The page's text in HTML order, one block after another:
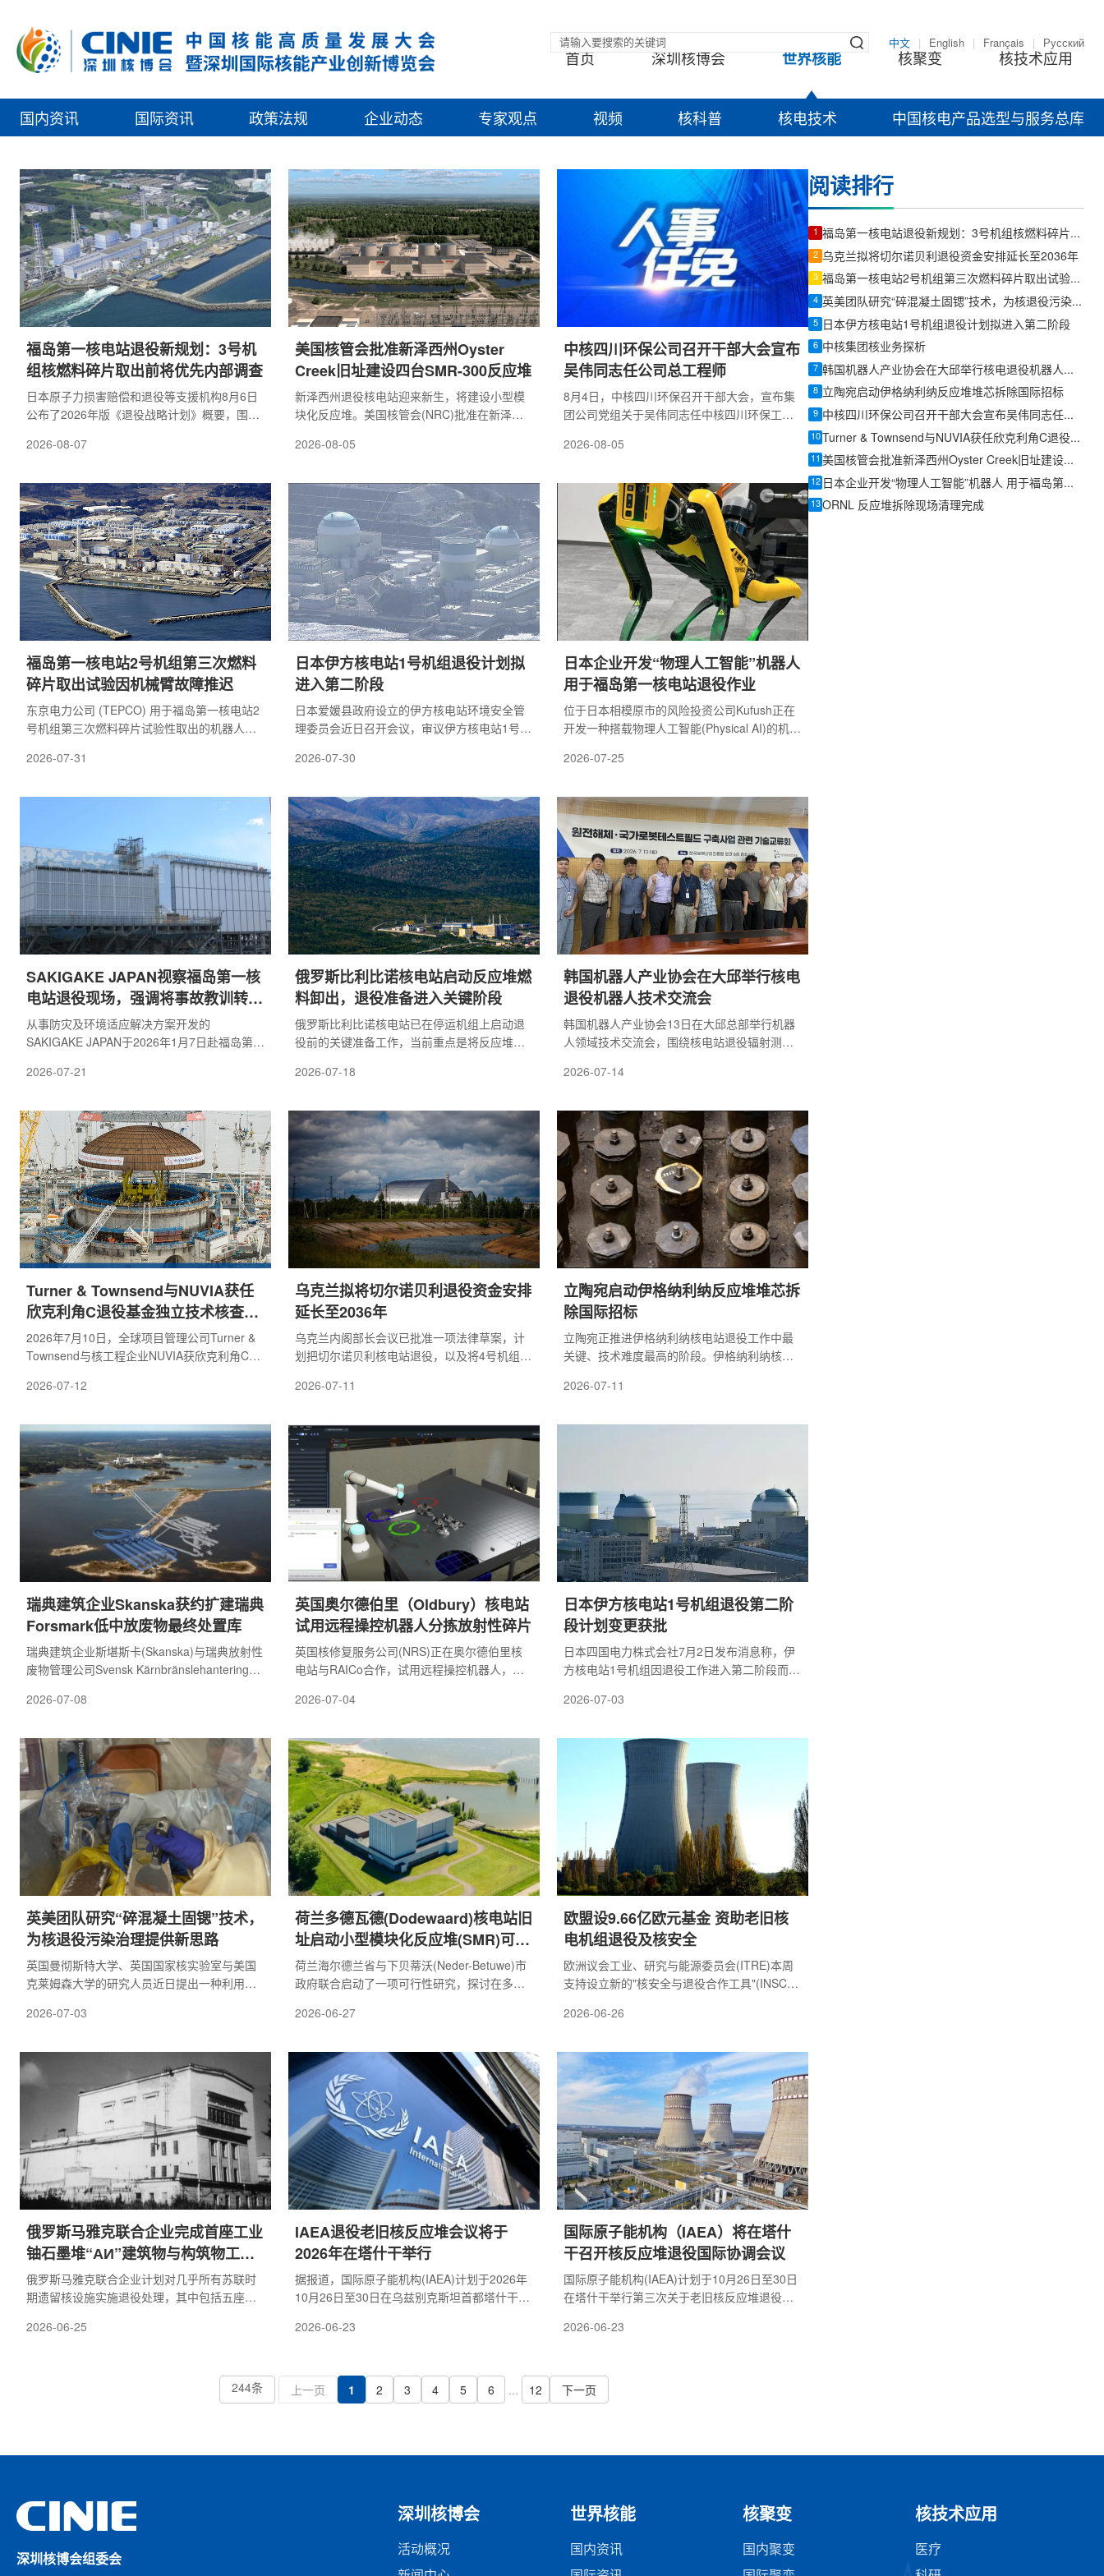
中文 English Français Русский
首页 深圳核博会 世界核能 核聚变 核技术应用
国内资讯 国际资讯 政策法规 企业动态 专家观点 视频 核科普 核电技术 中国核电产品选型与服务总库
福岛第一核电站退役新规划：3号机
组核燃料碎片取出前将优先内部调查
日本原子力损害赔偿和退役等支援机构8月6日
公布了2026年版《退役战略计划》概要，围绕
提出建议。计划重点提到，针对3号机组预计在
出作业，现阶段应优先推进反应堆厂房内部调
查，以便为后续工程方案提供更可靠依据。该
计划认为，东京电力正在研究的核燃料碎片取
出工法仍需要进一步提高确定性，而关键前提
是掌握反应堆内部实际状况。由于事故后机组
内部辐射水...
2026-08-07
美国核管会批准新泽西州Oyster
Creek旧址建设四台SMR-300反应堆
新泽西州退役核电站迎来新生，将建设小型模
块化反应堆。美国核管会(NRC)批准在新泽西
先进的小型模块化反应堆(SMR)。该核电站目
上。牡蛎溪发电站始建于1969年12月，运营近
49年，直至2018年9月关闭，曾是美国运营时
间最长的商业核电站。它总共生产了超过192太
瓦时的无碳电力。由于新泽西州对核能的支持
性立法以及当地的稳定支持，Holtec公司计划
在该遗址上建设...
2026-08-05
中核四川环保公司召开干部大会宣布
吴伟同志任公司总工程师
8月4日，中核四川环保召开干部大会，宣布集
团公司党组关于吴伟同志任中核四川环保工程
党委书记、董事长王锁会视频出席会议并讲
锁会在讲话中，对公司近年来各项工作取得的
发展成绩予以充分肯定。他指出，希望吴伟同
志充分发挥专业特长与技术优势，深耕业务、
主动作为，抓好科技人才培养，为中核四川环
保高质量发展献智出力。同时强调，公司领导
班子要凝心聚力、群策...
2026-08-05
福岛第一核电站2号机组第三次燃料
碎片取出试验因机械臂故障推迟
东京电力公司 (TEPCO) 用于福岛第一核电站2
号机组第三次燃料碎片试验性取出的机器人在
2026年7月以后启动的计划被迫取消。公司表
京电力在2号机组反应堆厂房进行运行测试时，
发现驱动机械臂的一台电机发生异常，导致制
动器无法释放，机械臂无法伸展。公司目前正
在研究更换故障电机。第三次试验性取出计划
使用大型机...
2026-07-31
日本伊方核电站1号机组退役计划拟
进入第二阶段
日本爱媛县政府设立的伊方核电站环境安全管
理委员会近日召开会议，审议伊方核电站1号机
行，目前正处于退役实施阶段。伊方核电站1号
Co.) 运营。该公司自2017年启动机组退役工
作，计划分四个阶段实施，整体周期约40年。
目前，第一阶段工作已基本完成，主要包括核
燃料移出等内容。四国电力公司已向日本中央
政府申请进入第二阶段，即拆除反应堆区域周
边设备，并就...
2026-07-30
日本企业开发“物理人工智能”机器人
用于福岛第一核电站退役作业
位于日本相模原市的风险投资公司Kufush正在
开发一种搭载物理人工智能(Physical AI)的机器
役现场。该技术旨在借助人工智能提升机器人
的作业环境。福岛第一核电站1至3号机组曾发
生堆芯熔毁事故，反应堆厂房内辐射水平仍然
较高。此前，反应堆安全壳内部调查以及2号机
组熔融核燃料碎片的实验性取出工作，均依靠
远程操控机器人完成。不过，远程操作对熟练
操作人员...
2026-07-25
SAKIGAKE JAPAN视察福岛第一核
电站退役现场，强调将事故教训转化
为防灾韧性
从事防灾及环境适应解决方案开发的
SAKIGAKE JAPAN于2026年1月7日赴福岛第一
关信息。此次视察旨在确认东日本大地震发生
展，同时从重大基础设施事故中提炼防灾与危
机管理方面的经验教训。SAKIGAKE JAPAN表
示，福岛第一核电站退役工程仍是高度复杂且
长期推进的项目。作为防灾与危机管理领域的
参与者，公司希望通过实地观察了解事故背后
的结构性因素，而不仅仅...
2026-07-21
俄罗斯比利比诺核电站启动反应堆燃
料卸出，退役准备进入关键阶段
俄罗斯比利比诺核电站已在停运机组上启动退
役前的关键准备工作，当前重点是将反应堆堆
进行贮存。俄罗斯核电运营企业俄原子能电力
半至两年，是后续正式退役工作的基础环节。
据介绍，电站现场正在同步建设和完善放射性
废物处理所需的基础设施。相关方案包括利用
单独建筑群，也包括调整既有设施功能，使其
能够承担废物处理装置的布置和运行任务。俄
原子能电力公司...
2026-07-18
韩国机器人产业协会在大邱举行核电
退役机器人技术交流会
韩国机器人产业协会13日在大邱总部举行机器
人领域技术交流会，围绕核电站退役辐射测量
会议由相关推进机构以及6个与核电站退役、机
协会主办的核电站退役及国家机器人试验场建
设项目相关机器人技术交流会上，与会者合影
留念。(韩国机器人产业协会供图)会议重点交流
了面向机器人企业的支持计划和行业发展趋
势、核电站退役场地辐射测量系统开发与示范
进...
2026-07-14
Turner & Townsend与NUVIA获任
欣克利角C退役基金独立技术核查机
构
2026年7月10日，全球项目管理公司Turner &
Townsend与核工程企业NUVIA获欣克利角C核
电站退役和废物管理计划的制定提供独立技术
站退役和废物管理计划草案中的成本测算和技
术方案进行独立评估，重点核查相关方案是否
适当、能否依托现有技术实现，并确认其是否
符合监管要求。按照英国2008年《能源法
案》，核电站在开始发电前必须制定完善且资
2026-07-12
乌克兰拟将切尔诺贝利退役资金安排
延长至2036年
乌克兰内阁部长会议已批准一项法律草案，计
划把切尔诺贝利核电站退役，以及将4号机组原
限延长至2036年。草案下一步将提交乌克兰议
额为508亿格里夫纳，约合11亿美元。其中，
456亿格里夫纳将来自乌克兰国家预算，另有
52亿格里夫纳来自国际技术援助。乌克兰能源
部表示，随着切尔诺贝利核电站退役工作的关
闭和准备阶段完成，相关计划需要更新，以反
映当前面临的新情况。...
2026-07-11
立陶宛启动伊格纳利纳反应堆堆芯拆
除国际招标
立陶宛正推进伊格纳利纳核电站退役工作中最
关键、技术难度最高的阶段。伊格纳利纳核电
合4.57亿美元的国际招标，计划拆除两座反应
除设备供应、两座反应堆堆芯拆除，以及相关
放射性废物管理。立陶宛代理能源部长日吉曼
塔斯·...
2026-07-11
瑞典建筑企业Skanska获约扩建瑞典
Forsmark低中放废物最终处置库
瑞典建筑企业斯堪斯卡(Skanska)与瑞典放射性
废物管理公司Svensk Kärnbränslehantering
合1亿美元的合同，将在福什马克(Forsmark)的
室。SFR处置库位于波罗的海海底下方约60米
处，自1988年开始运行，是瑞典处置短寿命低
中放放射性废物的重要设施。现有设施包括4条
长160米的岩石库室，以及一个建在基岩中的处
置厅，内设50米高的混凝土筒仓，用于存
2026-07-08
英国奥尔德伯里（Oldbury）核电站
试用远程操控机器人分拣放射性碎片
英国核修复服务公司(NRS)正在奥尔德伯里核
电站与RAICo合作，试用远程操控机器人，用
核燃料的部件，放射性强，长期以来只能由操
长柄工具，隔着厚重防护墙进行分拣。按照现
有方式，操作人员需要通过屏幕观察夹爪动
作，小心抓取形状不规则的碎片，再将其放入
不同容器，供后续处置或处理。这项工作既考
验经验和手感，也容易带来辐射暴露和身体疲
劳。NRS希望通过机器人手臂...
2026-07-04
日本伊方核电站1号机组退役第二阶
段计划变更获批
日本四国电力株式会社7月2日发布消息称，伊
方核电站1号机组因退役工作进入第二阶段而提
子力规制委员会批准。四国电力曾于2025年11
堆规制法》，向原子力规制委员会提交伊方核
电站1号机组退役措施计划变更许可申请，同时
根据安全协定，向爱媛县和伊方町提出事前协
商请求。随后，四国电力又分别于2026年4月
24日和6月19日向原子力规制委员会提交该申
请的补正文件...
2026-07-03
英美团队研究“碎混凝土固锶”技术，
为核退役污染治理提供新思路
英国曼彻斯特大学、英国国家核实验室与美国
克莱姆森大学的研究人员近日提出一种利用核
法。相关研究发表在美国化学会期刊《ACS
性污染物，具有一定环境迁移性，尤其可能随
地下水扩散，因此如何在退役过程中降低其长
期风险，一直是核污染场地管理的重要问题。
研究发现，退役核现场暴露于空气中的破碎混
凝土可通过自...
2026-07-03
荷兰多德瓦德(Dodewaard)核电站旧
址启动小型模块化反应堆(SMR)可行
性研究
荷兰海尔德兰省与下贝蒂沃(Neder-Betuwe)市
政府联合启动了一项可行性研究，探讨在多德
反应堆(SMR)的可能性。该研究将评估在该地
社会及行政条件。研究结果不会直接决定是否
建设SMR，而是为未来收到具体提案时进行充
分权衡提供依据。该研究源于下贝蒂沃市政府
与省政府关于核能发展目标的对话。2026年
初，该市通过了《能源愿景》，明确提出建设
本地SMR以实现205...
2026-06-27
欧盟设9.66亿欧元基金 资助老旧核
电机组退役及核安全
欧洲议会工业、研究与能源委员会(ITRE)本周
支持设立新的"核安全与退役合作工具"(INSC-
国核设施退役、核安全保障及相关长期项目。
核电站——该电站装有与切尔诺贝利同型的苏
联RBMK反应堆，2009年为履行入盟承诺关
停，其退役工程因技术复杂、耗时漫长，需欧
盟持续注资支持。与此同时，欧盟委员会明确
核能是与可再生能源并列的能源安全支柱。欧
盟委员会主席冯...
2026-06-26
俄罗斯马雅克联合企业完成首座工业
铀石墨堆“АИ”建筑物与构筑物工程
勘察
俄罗斯马雅克联合企业计划对几乎所有苏联时
期遗留核设施实施退役处理，其中包括五座处
应堆——АИ位于企业化工生产厂区内。АИ堆运
重结构及工程保障系统进行综合工程辐射勘
察，内容包括查明各房间及邻近区域污染程
2026-06-25
IAEA退役老旧核反应堆会议将于
2026年在塔什干举行
据报道，国际原子能机构(IAEA)计划于2026年
10月26日至30日在乌兹别克斯坦首都塔什干举
次选择乌兹别克斯坦作为东道国，被认为体现
会议将围绕加快老旧反应堆退役的相关研究与
开发工作展开讨论，议题涵盖大型研究堆在内
2026-06-23
国际原子能机构（IAEA）将在塔什
干召开核反应堆退役国际协调会议
国际原子能机构(IAEA)计划于10月26日至30日
在塔什干举行第三次关于老旧核反应堆退役问
役领域的研究与开发，特别是如何加快老旧反
升的国际影响力，也反映了乌兹别克斯坦与国
际原子能机构之间较高水平的合作关系。近年
2026-06-23
244条 上一页 1 2 3 4 5 6 ... 12 下一页
阅读排行
1 福岛第一核电站退役新规划：3号机组核燃料碎片取出前将优先内部调查
2 乌克兰拟将切尔诺贝利退役资金安排延长至2036年
3 福岛第一核电站2号机组第三次燃料碎片取出试验因机械臂故障推迟
4 英美团队研究“碎混凝土固锶”技术，为核退役污染治理提供新思路
5 日本伊方核电站1号机组退役计划拟进入第二阶段
6 中核集团核业务探析
7 韩国机器人产业协会在大邱举行核电退役机器人技术交流会
8 立陶宛启动伊格纳利纳反应堆堆芯拆除国际招标
9 中核四川环保公司召开干部大会宣布吴伟同志任公司总工程师
10 Turner & Townsend与NUVIA获任欣克利角C退役基金独立技术核查机构
11 美国核管会批准新泽西州Oyster Creek旧址建设四台SMR-300反应堆
12 日本企业开发“物理人工智能”机器人 用于福岛第一核电站退役作业
13 ORNL 反应堆拆除现场清理完成
深圳核博会组委会
深圳核博会
活动概况
世界核能
国内资讯
核聚变
国内聚变
核技术应用
医疗